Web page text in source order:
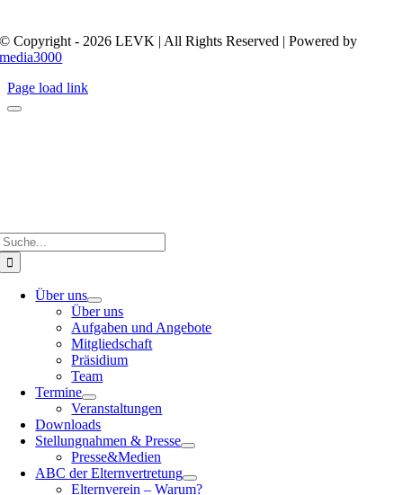
© Copyright - 2026 LEVK | All Rights Reserved | Powered by
media3000
Page load link
Über uns
Über uns
Aufgaben und Angebote
Mitgliedschaft
Präsidium
Team
Termine
Veranstaltungen
Downloads
Stellungnahmen & Presse
Presse&Medien
ABC der Elternvertretung
Elternverein – Warum?